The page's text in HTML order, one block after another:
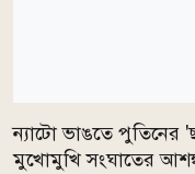
ন্যাটো ভাঙতে পুতিনের
মুখোমুখি সংঘাতের